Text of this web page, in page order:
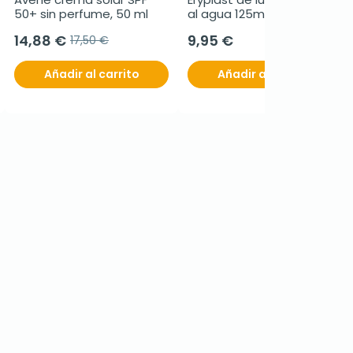
50+ sin perfume, 50 ml
14,88 € 17,50 €
Añadir al carrito
al agua 125ml
9,95 €
Añadir al carrito